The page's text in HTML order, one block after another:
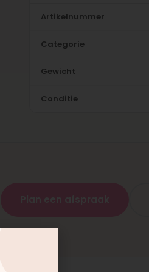
Artikelnummer
Categorie
Gewicht
Conditie